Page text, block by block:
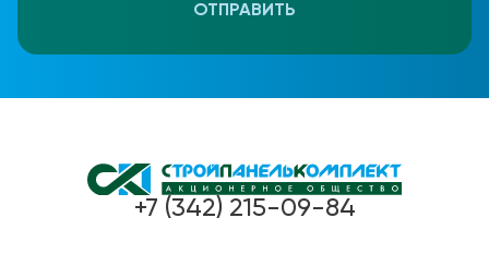
ОТПРАВИТЬ
+7 (342) 215-09-84